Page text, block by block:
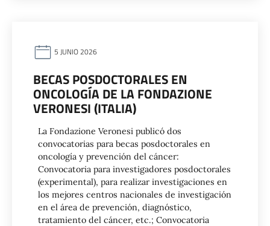
5 JUNIO 2026
BECAS POSDOCTORALES EN
ONCOLOGÍA DE LA FONDAZIONE
VERONESI (ITALIA)
La Fondazione Veronesi publicó dos
convocatorias para becas posdoctorales en
oncología y prevención del cáncer:
Convocatoria para investigadores posdoctorales
(experimental), para realizar investigaciones en
los mejores centros nacionales de investigación
en el área de prevención, diagnóstico,
tratamiento del cáncer, etc.; Convocatoria